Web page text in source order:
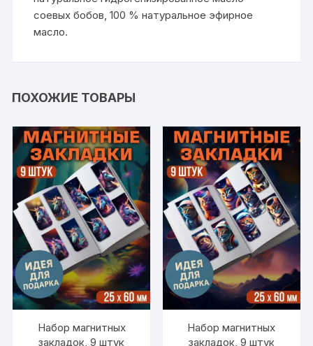
соевых бобов, 100 % натуральное эфирное
масло.
ПОХОЖИЕ ТОВАРЫ
Набор магнитных
закладок, 9 штук
Набор магнитных
закладок, 9 штук